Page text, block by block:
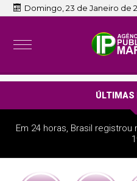
Domingo, 23 de Janeiro de
ÚLTIMAS
Em 24 horas, Brasil